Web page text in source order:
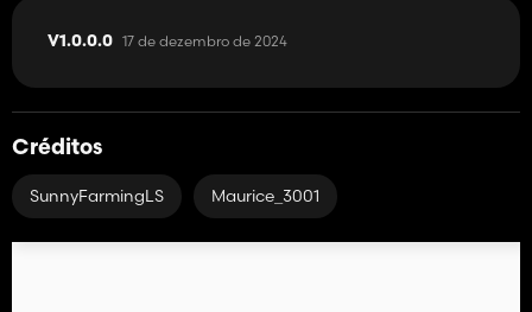
V1.0.0.0 17 de dezembro de 2024
Créditos
SunnyFarmingLS Maurice_3001